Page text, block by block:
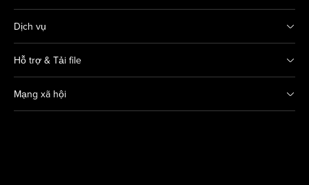
Dịch vụ
Hỗ trợ & Tải file
Mạng xã hội